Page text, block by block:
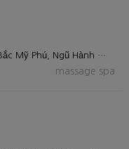
26 Nguyễn Văn Thoại, Bắc Mỹ Phú, Ngũ Hành Sơn, Đà Nẵng 550000
massage spa